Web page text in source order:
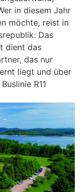
in diesem Jahr
möchte, reist in
Das
dient das
das nur
liegt und über
R11